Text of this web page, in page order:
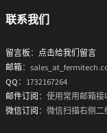
联系我们
留言板 ： 点击给我们留言
邮箱：
QQ ：1732167264
邮件订阅 ：使用常用邮箱接
微信订阅 ：微信扫描右侧